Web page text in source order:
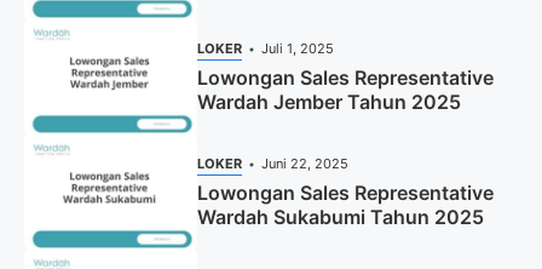
LOKER Juli 1, 2025
Lowongan Sales Representative
Wardah Jember Tahun 2025
LOKER Juni 22, 2025
Lowongan Sales Representative
Wardah Sukabumi Tahun 2025